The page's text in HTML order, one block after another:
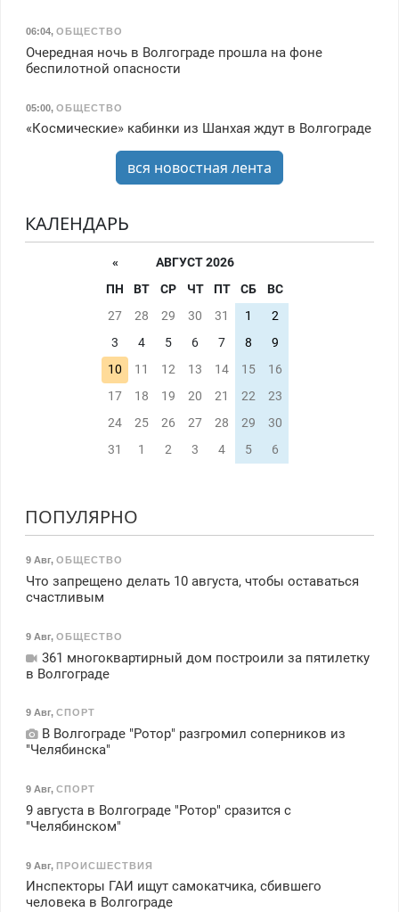
06:04, ОБЩЕСТВО
Очередная ночь в Волгограде прошла на фоне
беспилотной опасности
05:00, ОБЩЕСТВО
«Космические» кабинки из Шанхая ждут в Волгограде
вся новостная лента
КАЛЕНДАРЬ
«
АВГУСТ 2026
ПН
ВТ СР ЧТ ПТ СБ
ВС
27
28 29 30 31 1
2
3
4 5 6 7 8
9
10
11 12 13 14 15
16
17
18 19 20 21 22
23
24
25 26 27 28 29
30
31
1 2 3 4 5 6
ПОПУЛЯРНО
9 Авг, ОБЩЕСТВО
Что запрещено делать 10 августа, чтобы оставаться
счастливым
9 Авг, ОБЩЕСТВО
361 многоквартирный дом построили за пятилетку
в Волгограде
9 Авг, СПОРТ
В Волгограде "Ротор" разгромил соперников из
"Челябинска"
9 Авг, СПОРТ
9 августа в Волгограде "Ротор" сразится с
"Челябинском"
9 Авг, ПРОИСШЕСТВИЯ
Инспекторы ГАИ ищут самокатчика, сбившего
человека в Волгограде